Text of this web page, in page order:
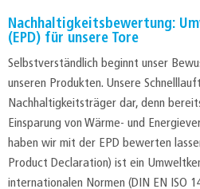
Nachhaltigkeitsbewertung:
(EPD) für unsere Tore
Selbstverständlich beginnt unser
unseren Produkten. Unsere
Nachhaltigkeitsträger dar, denn
Einsparung von Wärme- und
haben wir mit der EPD bewerten
Product Declaration) ist ein
internationalen Normen (DIN EN ISO